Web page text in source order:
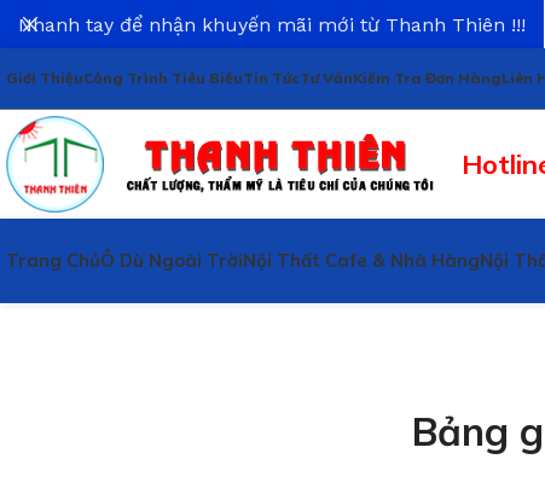
Giới ThiệuCông Trình Tiêu BiểuTin TứcTư VấnKiểm Tra Đơn HàngLiên
Trang ChủÔ Dù Ngoài TrờiNội Thất Cafe & Nhà HàngNội
Bảng
Nhanh tay để nhận khuyến mãi mới từ Thanh Thiên !!!